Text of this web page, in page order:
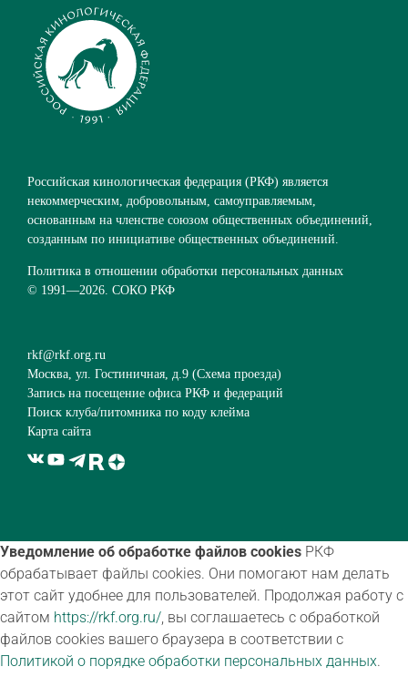
Российская кинологическая федерация (РКФ) является
некоммерческим, добровольным, самоуправляемым,
основанным на членстве союзом общественных объединений,
созданным по инициативе общественных объединений.
Политика в отношении обработки персональных данных
© 1991—2026. СОКО РКФ
rkf@rkf.org.ru
Москва, ул. Гостиничная, д.9 (Схема проезда)
Запись на посещение офиса РКФ и федераций
Поиск клуба/питомника по коду клейма
Карта сайта
Уведомление об обработке файлов cookies РКФ
обрабатывает файлы cookies. Они помогают нам делать
этот сайт удобнее для пользователей. Продолжая работу с
сайтом https://rkf.org.ru/, вы соглашаетесь с обработкой
файлов cookies вашего браузера в соответствии с
Политикой о порядке обработки персональных данных.